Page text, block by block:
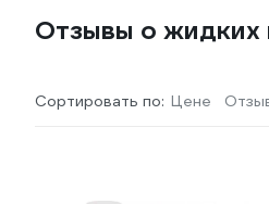
Отзывы о жидких
Сортировать по: Цене